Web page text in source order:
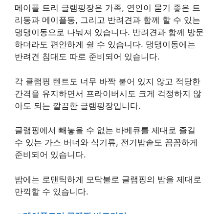
에 자리잡은 가평 메이플트리 글램핑장
청평 터미널 인근 마트에서 장을 보면 픽업 서비스
도 제공 하기 때문에 뚜벅이 여행에도 편하게 방문
할 수 있는 곳입니다.
메이플 트리 글램핑장은 가족, 연인이 묻기 좋은 트
리동과 메이플동, 그리고 반려견과 함께 할 수 있는
댕댕이동으로 나눠져 있습니다. 반려견과 함께 방문
반려견 침대도 따로 준비되어 있습니다.
각 클램핑 텐트도 너무 바짝 붙어 있지 않고 적당한
아도 되는 깔끔한 글램핑장입니다.